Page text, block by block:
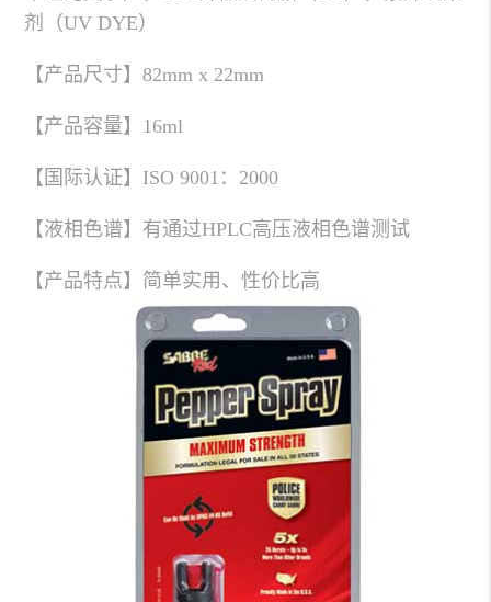
剂（UV DYE）
【产品尺寸】82mm x 22mm
【产品容量】16ml
【国际认证】ISO 9001：2000
【液相色谱】有通过HPLC高压液相色谱测试
【产品特点】简单实用、性价比高